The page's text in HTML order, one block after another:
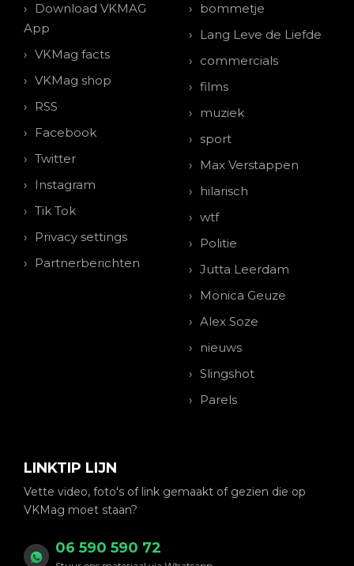
Download VKMAG
App
VKMag facts
VKMag shop
RSS
Facebook
Twitter
Instagram
Tik Tok
Privacy settings
Partnerberichten
bommetje
Lang Leve de Liefde
commercials
films
muziek
sport
Max Verstappen
hilarisch
wtf
Politie
Jutta Leerdam
Monica Geuze
Alex Soze
nieuws
Slingshot
Parels
LINKTIP LIJN
Vette video, foto's of link gemaakt of gezien die op
VKMag moet staan?
06 590 590 72